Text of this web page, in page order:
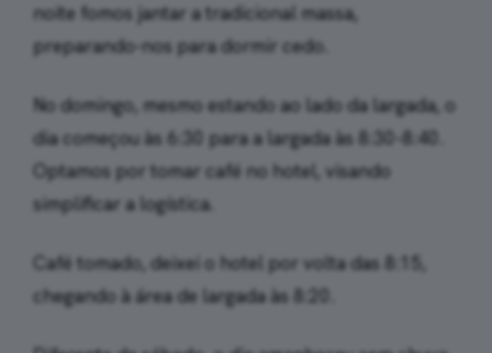
noite fomos jantar a tradicional massa,
preparando-nos para dormir cedo.
No domingo, mesmo estando ao lado da largada, o
dia começou às 6:30 para a largada às 8:30-8:40.
Optamos por tomar café no hotel, visando
simplificar a logística.
Café tomado, deixei o hotel por volta das 8:15,
chegando à área de largada às 8:20.